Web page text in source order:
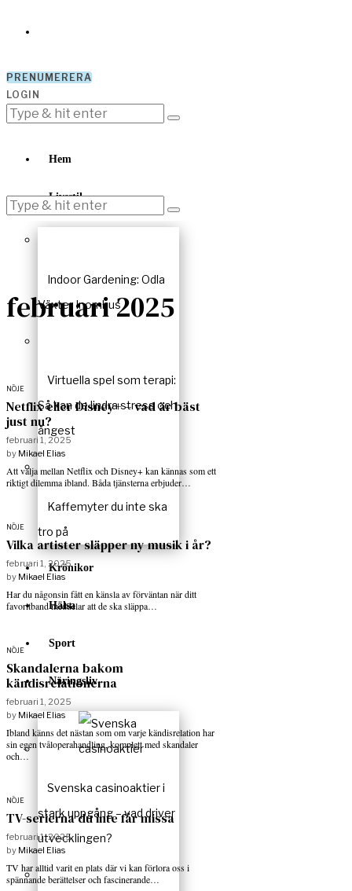
PRENUMERERA
LOGIN
Hem
Livsstil
Indoor Gardening: Odla
Växter Inomhus
Virtuella spel som terapi:
Så kan de lindra stress och
ångest
Kaffemyter du inte ska
tro på
Krönikor
Hälsa
Sport
Näringsliv
Svenska casinoaktier i
stark uppgång – vad driver
utvecklingen?
februari 2025
NÖJE
Netflix eller Disney+ – vad är bäst
just nu?
februari 1, 2025
by Mikael Elias
Att välja mellan Netflix och Disney+ kan kännas som ett
riktigt dilemma ibland. Båda tjänsterna erbjuder…
NÖJE
Vilka artister släpper ny musik i år?
februari 1, 2025
by Mikael Elias
Har du någonsin fått en känsla av förväntan när ditt
favoritband meddelar att de ska släppa…
NÖJE
Skandalerna bakom
kändisrelationerna
februari 1, 2025
by Mikael Elias
Ibland känns det nästan som om varje kändisrelation har
sin egen tvåloperahandling, komplett med skandaler
och…
NÖJE
TV-serierna du inte får missa
februari 1, 2025
by Mikael Elias
TV har alltid varit en plats där vi kan förlora oss i
spännande berättelser och fascinerande…